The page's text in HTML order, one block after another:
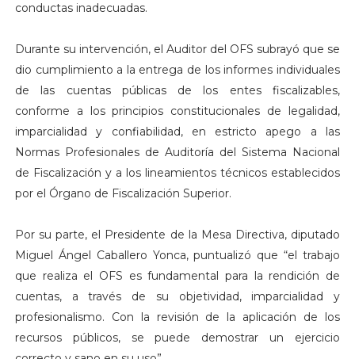
conductas inadecuadas.
Durante su intervención, el Auditor del OFS subrayó que se
dio cumplimiento a la entrega de los informes individuales
de las cuentas públicas de los entes fiscalizables,
conforme a los principios constitucionales de legalidad,
imparcialidad y confiabilidad, en estricto apego a las
Normas Profesionales de Auditoría del Sistema Nacional
de Fiscalización y a los lineamientos técnicos establecidos
por el Órgano de Fiscalización Superior.
Por su parte, el Presidente de la Mesa Directiva, diputado
Miguel Ángel Caballero Yonca, puntualizó que “el trabajo
que realiza el OFS es fundamental para la rendición de
cuentas, a través de su objetividad, imparcialidad y
profesionalismo. Con la revisión de la aplicación de los
recursos públicos, se puede demostrar un ejercicio